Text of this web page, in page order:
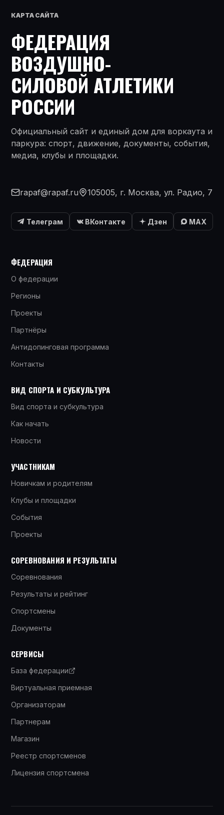
КАРТА САЙТА
ФЕДЕРАЦИЯ
ВОЗДУШНО-
СИЛОВОЙ АТЛЕТИКИ
РОССИИ
Официальный сайт и единый дом для воркаута и
паркура: спорт, движение, документы, события,
медиа, клубы и площадки.
rapaf@rapaf.ru 105005, г. Москва, ул. Радио, 7
Телеграм ВКонтакте Дзен MAX
ФЕДЕРАЦИЯ
О федерации
Регионы
Проекты
Партнёры
Антидопинговая программа
Контакты
ВИД СПОРТА И СУБКУЛЬТУРА
Вид спорта и субкультура
Как начать
Новости
УЧАСТНИКАМ
Новичкам и родителям
Клубы и площадки
События
Проекты
СОРЕВНОВАНИЯ И РЕЗУЛЬТАТЫ
Соревнования
Результаты и рейтинг
Спортсмены
Документы
СЕРВИСЫ
База федерации
Виртуальная приемная
Организаторам
Партнерам
Магазин
Реестр спортсменов
Лицензия спортсмена